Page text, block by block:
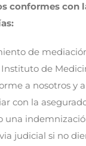
conformes con
de
de
a nosotros y
con la
una
judicial si no